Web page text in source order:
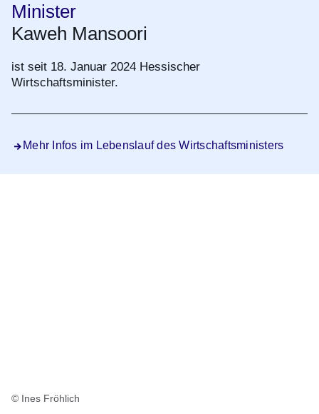
Minister
Kaweh Mansoori
ist seit 18. Januar 2024 Hessischer
Wirtschaftsminister.
Mehr Infos im Lebenslauf des Wirtschaftsministers
© Ines Fröhlich